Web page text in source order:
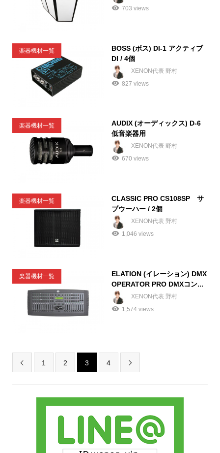
703 views
楽器機材一覧
BOSS (ボス) DI-1 アクティブ
DI / 4個
XENON代表 野村
827 views
楽器機材一覧
AUDIX (オーディックス) D-6
低音楽器用
XENON代表 野村
670 views
楽器機材一覧
CLASSIC PRO CS108SP サ
ブウーハー / 2個
XENON代表 野村
1,046 views
楽器機材一覧
ELATION (イレーション) DMX
OPERATOR PRO DMXコン...
XENON代表 野村
1,574 views
 1 2 3 4 